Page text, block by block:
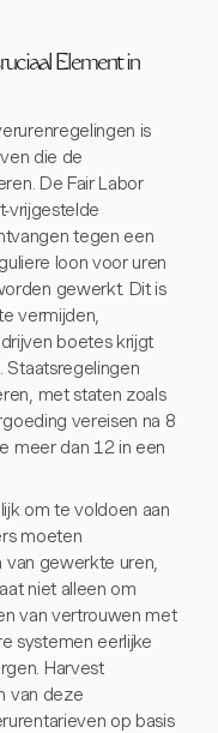
Element in
is
die de
De Fair Labor
vrijgestelde
tegen een
loon voor uren
gewerkt. Dit is
vermijden,
boetes krijgt
Staatsregelingen
met staten zoals
vereisen na 8
meer dan 12 in een
om te voldoen aan
moeten
van gewerkte uren,
niet alleen om
van vertrouwen met
systemen eerlijke
Harvest
van deze
op basis